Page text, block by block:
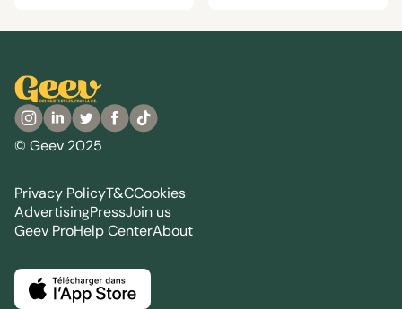
© Geev 2025
Privacy PolicyT&CCookies
AdvertisingPressJoin us
Geev ProHelp CenterAbout